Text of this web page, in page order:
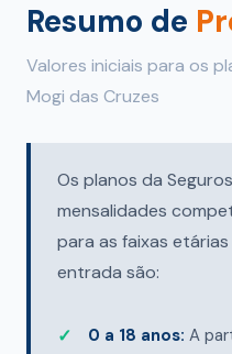
Resumo de
Valores iniciais para os
Mogi das Cruzes
Os planos da
mensalidades
para as faixas
entrada são:
0 a 18 anos: A